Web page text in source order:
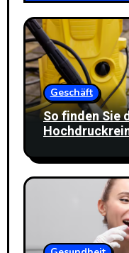
Geschäft
So finden Sie